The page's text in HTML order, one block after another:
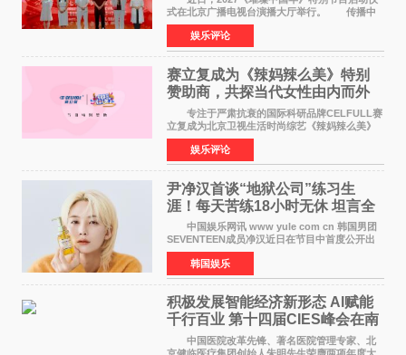
式在北京广播电视台演播大厅举行。 传播中
华优秀传统文化，弘扬纯正国风艺术，打造高规
格、高质感、正能量的文艺盛典，是璀璨中国年
矢志不渝的初心
娱乐评论
赛立复成为《辣妈辣么美》特别
赞助商，共探当代女性由内而外
活力美
专注于严肃抗衰的国际科研品牌CELFULL赛
立复成为北京卫视生活时尚综艺《辣妈辣么美》
的特别赞助商,明星辣妈袁咏仪倾情参与，向广大
都市女性传递健康生活新主张，寄语当代女性在
家庭与自我之间
娱乐评论
尹净汉首谈“地狱公司”练习生
涯！每天苦练18小时无休 坦言全
靠成员撑过来
中国娱乐网讯 www yule com cn 韩国男团
SEVENTEEN成员净汉近日在节目中首度公开出
道前的残酷练习生经历，并提及经纪公司Pledis
娱乐，引发广泛关注。 在8月2日播出的日本
TBS综艺节目《周
韩国娱乐
积极发展智能经济新形态 Al赋能
千行百业 第十四届CIES峰会在南
京盛大召开
中国医院改革先锋、著名医院管理专家、北